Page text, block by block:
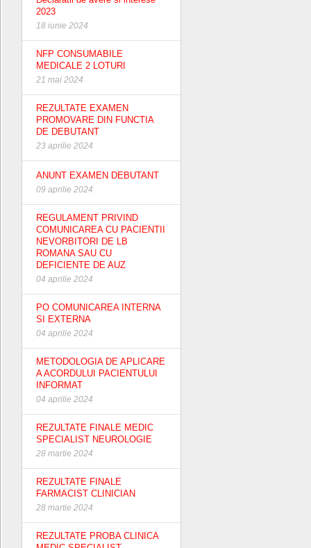
2023
18 iunie 2024
NFP CONSUMABILE
MEDICALE 2 LOTURI
21 mai 2024
REZULTATE EXAMEN
PROMOVARE DIN FUNCTIA
DE DEBUTANT
23 aprilie 2024
ANUNT EXAMEN DEBUTANT
09 aprilie 2024
REGULAMENT PRIVIND
COMUNICAREA CU PACIENTII
NEVORBITORI DE LB
ROMANA SAU CU
DEFICIENTE DE AUZ
04 aprilie 2024
PO COMUNICAREA INTERNA
SI EXTERNA
04 aprilie 2024
METODOLOGIA DE APLICARE
A ACORDULUI PACIENTULUI
INFORMAT
04 aprilie 2024
REZULTATE FINALE MEDIC
SPECIALIST NEUROLOGIE
28 martie 2024
REZULTATE FINALE
FARMACIST CLINICIAN
28 martie 2024
REZULTATE PROBA CLINICA